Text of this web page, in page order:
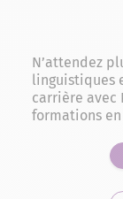
N’attendez
linguistiques
carrière avec
formations